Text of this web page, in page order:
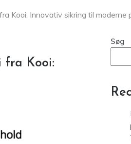
Kooi: Innovativ sikring til moderne
fra Kooi:
Søg